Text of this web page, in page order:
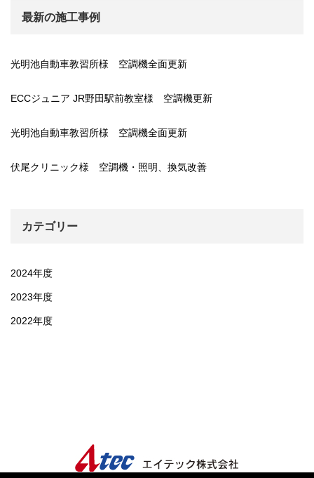
最新の施工事例
光明池自動車教習所様 空調機全面更新
ECCジュニア JR野田駅前教室様 空調機更新
光明池自動車教習所様 空調機全面更新
伏尾クリニック様 空調機・照明、換気改善
カテゴリー
2024年度
2023年度
2022年度